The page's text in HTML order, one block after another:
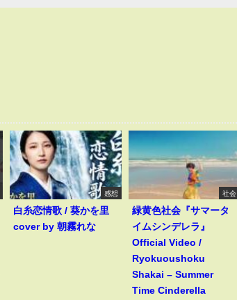
感想
白糸恋情歌 / 葵かを里
cover by 朝霧れな
社会
緑黄色社会『サマータ
イムシンデレラ』
Official Video /
Ryokuoushoku
Shakai – Summer
Time Cinderella